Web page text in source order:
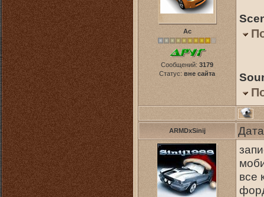
Ас
Сообщений: 3179
Статус: вне сайта
ARMDxSinij
все